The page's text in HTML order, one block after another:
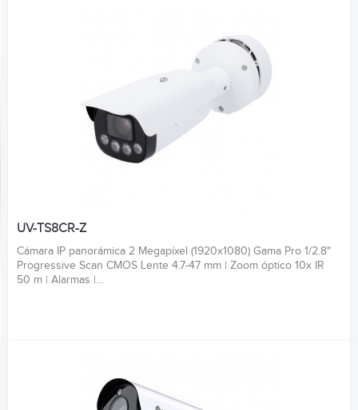
UV-TS8CR-Z
Cámara IP panorámica 2 Megapíxel (1920x1080) Gama Pro 1/2.8"
Progressive Scan CMOS Lente 4.7-47 mm | Zoom óptico 10x IR
50 m | Alarmas |...